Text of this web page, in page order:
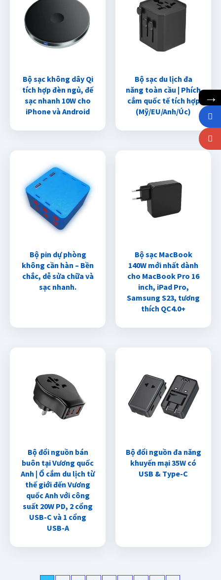
Bộ sạc không dây Qi
tích hợp đèn ngủ, đế
sạc nhanh 10W cho
iPhone và Android
Bộ sạc du lịch đa
năng toàn cầu | Phích
cắm quốc tế tích hợp
(Mỹ/EU/Anh/Úc)
Bộ pin dự phòng
không cần hàn – Bền
chắc, dễ sửa chữa và
sạc nhanh.
Bộ sạc MacBook
140W mới nhất dành
cho MacBook Pro 16
inch, iPad Pro,
Samsung S23, tương
thích QC4.0+
Bộ đổi nguồn bán
buôn tại Vương quốc
Anh | Ổ cắm du lịch từ
thế giới đến Vương
quốc Anh với công
suất 20W PD, 2 cổng
USB-C và 1 cổng
USB-A
Bộ đổi nguồn đa năng
khuyến mại 35W có
USB & Type-C
→